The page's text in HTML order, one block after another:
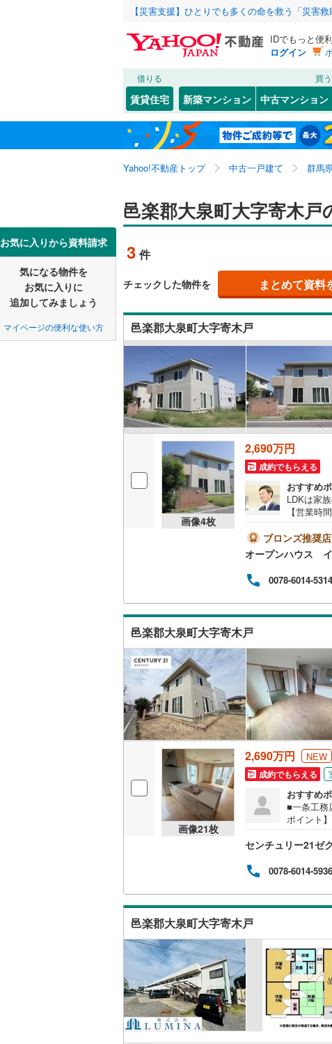
【災害支援】ひとりでも多くの命を救う「災害
IDでもっと便
ログイン
借りる
賃貸住宅
買う
新築マンション 中古マンション
Yahoo!不動産トップ 中古一戸建て 群馬
お気に入りから資料請求
気になる物件を
お気に入りに
追加してみましょう
マイページの便利な使い方
邑楽郡大泉町大字寄木戸
3 件
チェックした物件を まとめて資料
邑楽郡大泉町大字寄木戸
画像4枚
2,690万円
成約でもらえる
おすすめ
LDKは家
【営業時
地を見学
ーズにご
案内が可
たします
イルドシ
なく住宅
も大歓迎
ら出会え
定物件:
ス・ディ
ブロンズ推奨店
オープンハウス
0078-6014-
邑楽郡大泉町大字寄木戸
画像21枚
2,690万円 NEW
成約でもらえる
おすすめ
■一条工務
ポイント
年以上の
た対応■
ら見た物
業者の割
センチュリー21ゼ
0078-6014-
邑楽郡大泉町大字寄木戸
北海道 北海道
東北 青森
関東 東京
信越・北陸 新潟
近畿 大阪
中国 鳥取
四国
九州・沖縄 福岡
該当物件0件
前橋市(144)
伊勢崎市(120
館林市
22)
富岡市(9)
北群馬郡榛
甘楽郡甘楽町
利根郡昭和村
邑楽郡板倉町
邑楽郡大泉町
該当物件0件
大字古海(2)
朝日(4)
東小泉
2)
該当物件0件
JR 高崎線(0)
両毛線(0)
東武伊勢崎線 (
該当物件0件
該当物件0件
こだわり条件 リフォーム、リ
リノベーシ
（0）
設備
床暖房（ 1）
駐車場2台以
（0）
二世帯向け（
サービスル
立地
最寄りの駅が
配置、向き、建
前道6m以上（
平坦地（1）
LD
リビングダ
（0）
独立型キッ
販売、価格、契
即入居可能（
浴室
浴室乾燥機
収納
ウォークイ
バルコニー、庭
ウッドデッキ
構造・規模・施
耐震、免震、
0）
該当物件0件